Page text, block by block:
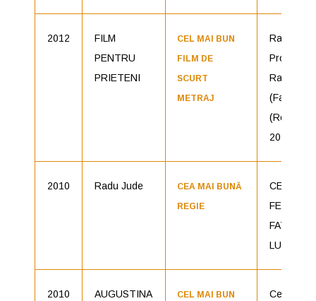
2012
FILM
PENTRU
PRIETENI
CEL MAI BUN
FILM DE
SCURT
METRAJ
Radu
Radu
(Fast Film)
(România,
2011)
2010 Radu Jude
CEA MAI BUNĂ
REGIE
CEA MAI
FERICITĂ
FATĂ DIN
LUME
2010
AUGUSTINA
CEL MAI BUN
Cea mai